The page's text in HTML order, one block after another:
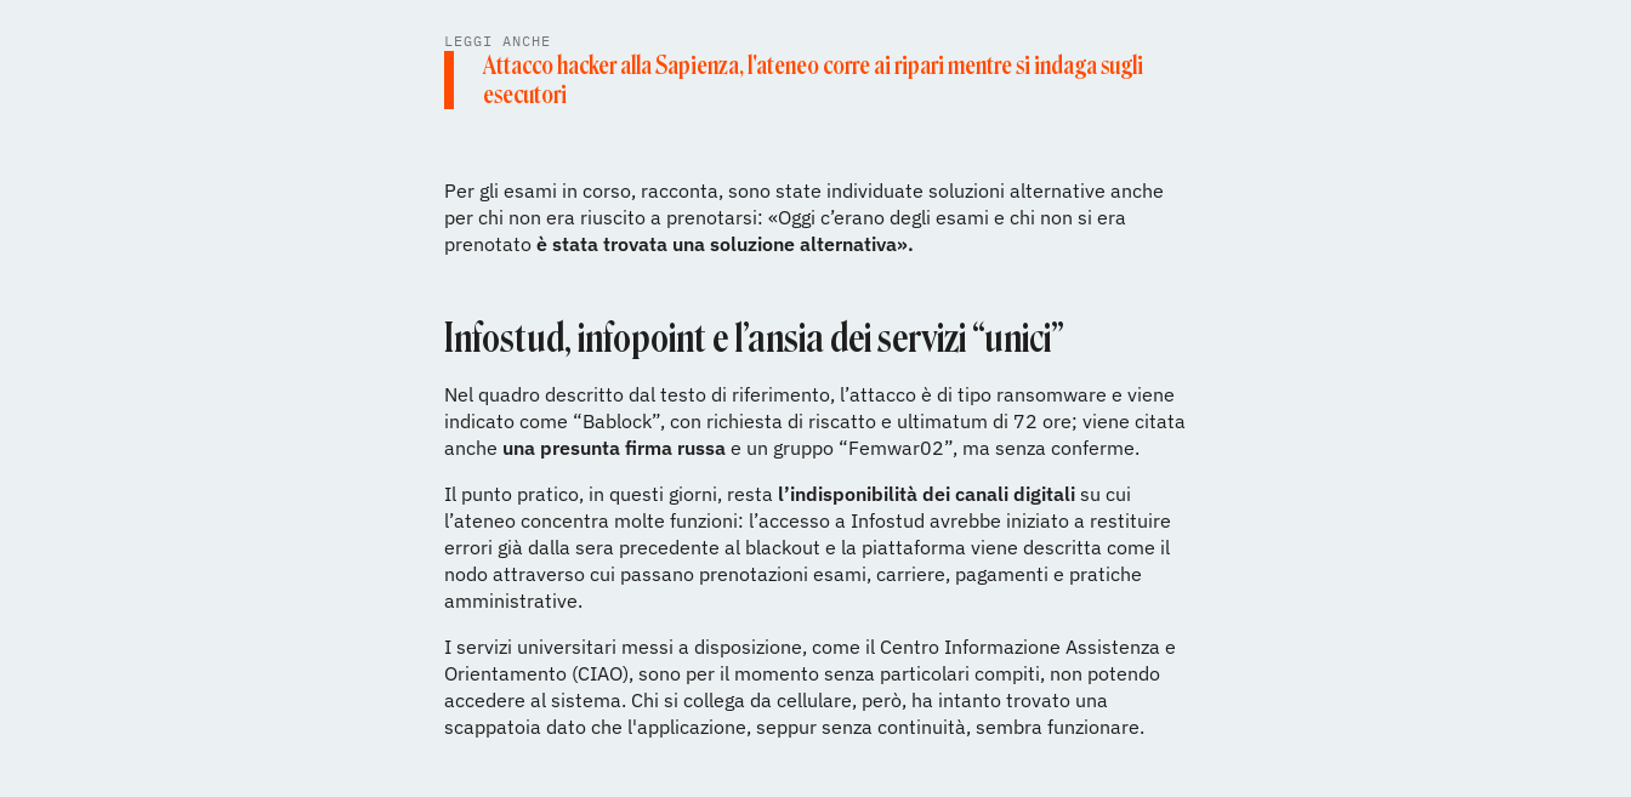
LEGGI ANCHE
Attacco hacker alla Sapienza, l'ateneo corre ai ripari mentre si indaga sugli
esecutori
Per gli esami in corso, racconta, sono state individuate soluzioni alternative anche
per chi non era riuscito a prenotarsi: «Oggi c’erano degli esami e chi non si era
prenotato è stata trovata una soluzione alternativa».
Infostud, infopoint e l’ansia dei servizi “unici”
Nel quadro descritto dal testo di riferimento, l’attacco è di tipo ransomware e viene
indicato come “Bablock”, con richiesta di riscatto e ultimatum di 72 ore; viene citata
anche una presunta firma russa e un gruppo “Femwar02”, ma senza conferme.
Il punto pratico, in questi giorni, resta l’indisponibilità dei canali digitali su cui
l’ateneo concentra molte funzioni: l’accesso a Infostud avrebbe iniziato a restituire
errori già dalla sera precedente al blackout e la piattaforma viene descritta come il
nodo attraverso cui passano prenotazioni esami, carriere, pagamenti e pratiche
amministrative.
I servizi universitari messi a disposizione, come il Centro Informazione Assistenza e
Orientamento (CIAO), sono per il momento senza particolari compiti, non potendo
accedere al sistema. Chi si collega da cellulare, però, ha intanto trovato una
scappatoia dato che l'applicazione, seppur senza continuità, sembra funzionare.